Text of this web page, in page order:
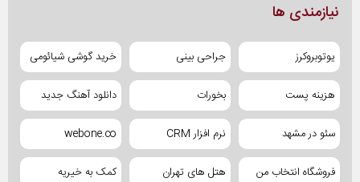
نیازمندی ها
یوتوبروکرز جراحی بینی خرید گوشی شیائومی
هزینه پست بخورات دانلود آهنگ جدید
سئو در مشهد نرم افزار CRM webone.co
فروشگاه انتخاب من هتل های تهران کمک به خیریه